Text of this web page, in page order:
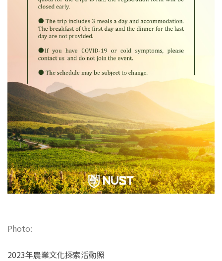
Photo:
2023年農業文化探索活動照